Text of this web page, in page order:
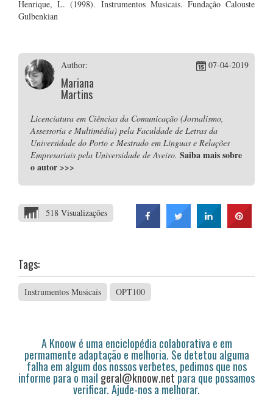
Henrique, L. (1998). Instrumentos Musicais. Fundação Calouste
Gulbenkian
Author:
Mariana
Martins
07-04-2019
Licenciatura em Ciências da Comunicação (Jornalismo,
Assessoria e Multimédia) pela Faculdade de Letras da
Universidade do Porto e Mestrado em Línguas e Relações
Empresariais pela Universidade de Aveiro. Saiba mais sobre
o autor >>>
518 Visualizações
Tags:
Instrumentos Musicais OPT100
A Knoow é uma enciclopédia colaborativa e em
permamente adaptação e melhoria. Se detetou alguma
falha em algum dos nossos verbetes, pedimos que nos
informe para o mail geral@knoow.netpara que possamos
verificar. Ajude-nos a melhorar.